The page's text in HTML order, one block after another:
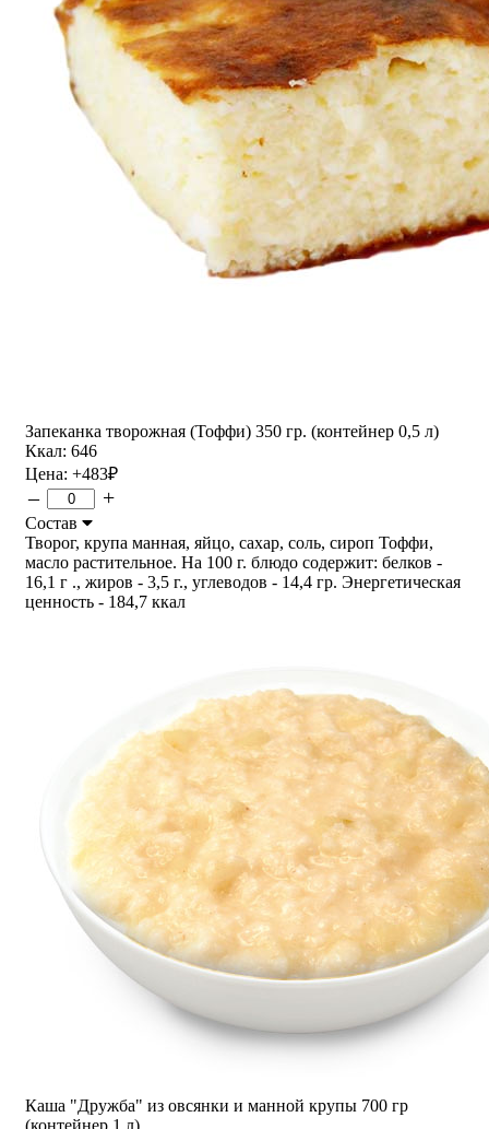
Запеканка творожная (Тоффи) 350 гр. (контейнер 0,5 л)
Ккал: 646
Цена: +483₽
– +
Состав
Творог, крупа манная, яйцо, сахар, соль, сироп Тоффи,
масло растительное. На 100 г. блюдо содержит: белков -
16,1 г ., жиров - 3,5 г., углеводов - 14,4 гр. Энергетическая
ценность - 184,7 ккал
Каша "Дружба" из овсянки и манной крупы 700 гр
(контейнер 1 л)